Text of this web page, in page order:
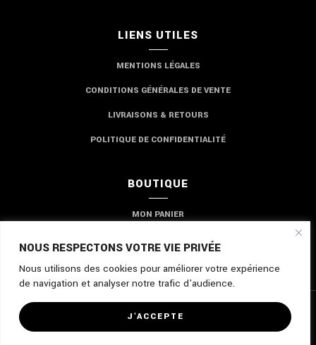
NOUS RESPECTONS VOTRE VIE PRIVÉE
Nous utilisons des cookies pour améliorer votre expérience
de navigation et analyser notre trafic d'audience.
J'ACCEPTE
LIENS UTILES
MENTIONS LÉGALES
CONDITIONS GÉNÉRALES DE VENTE
LIVRAISONS & RETOURS
POLITIQUE DE CONFIDENTIALITÉ
BOUTIQUE
MON PANIER
©2024 - Tous droits réservés à
Site réalisé par :CABINET EXPERT PLUS